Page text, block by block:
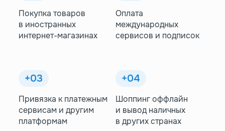
Покупка товаров
в иностранных
интернет-магазинах
Оплата
международных
сервисов и подписок
+03
Привязка к платежным
сервисам и другим
платформам
+04
Шоппинг оффлайн
и вывод наличных
в других странах